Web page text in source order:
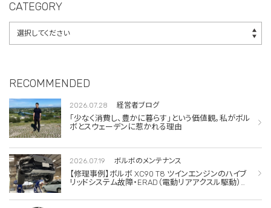
CATEGORY
RECOMMENDED
2026.07.28 経営者ブログ
「少なく消費し、豊かに暮らす」という価値観。私がボル
ボとスウェーデンに惹かれる理由
2026.07.19 ボルボのメンテナンス
【修理事例】ボルボ XC90 T8 ツインエンジンのハイブ
リッドシステム故障・ERAD（電動リアアクスル駆動）交